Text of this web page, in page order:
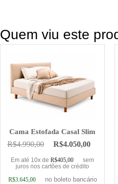
Quem viu este
Cama Estofada Casal Slim
R$4.990,00 R$4.050,00
Em até 10x de R$405,00
sem
juros nos cartões de crédito
R$3.645,00 no boleto bancário